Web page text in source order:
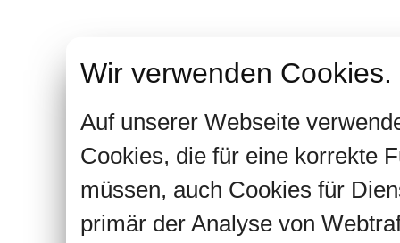
Wir verwenden Cookies.
Auf unserer Webseite
Cookies, die für eine korrekte
müssen, auch Cookies für
primär der Analyse von